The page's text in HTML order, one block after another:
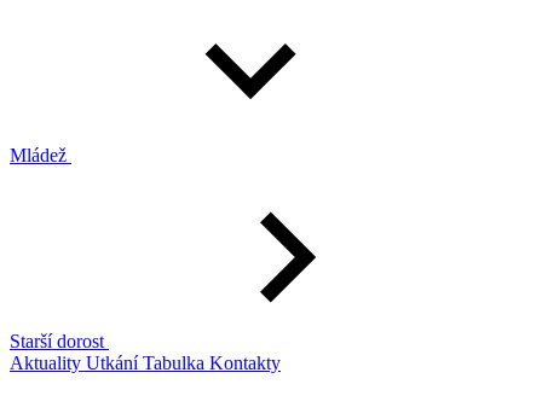
Mládež
Starší dorost
Aktuality UtkáníTabulka Kontakty